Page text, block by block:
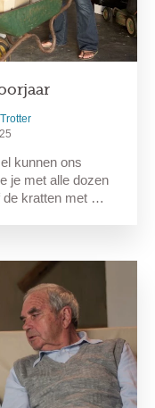
kunnen ons
je met alle dozen
de kratten met …